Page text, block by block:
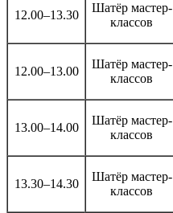
12.00–13.30
Шатёр мастер-
классов
12.00–13.00
Шатёр мастер-
классов
13.00–14.00
Шатёр мастер-
классов
13.30–14.30
Шатёр мастер-
классов